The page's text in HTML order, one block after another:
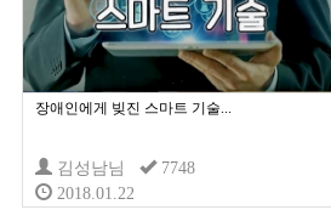
장애인에게 빚진 스마트 기술...
김성남님
7748
2018.01.22